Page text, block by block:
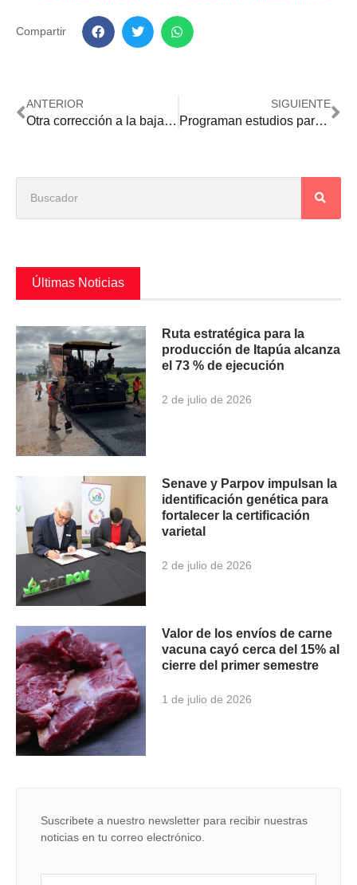
Compartir
ANTERIOR
Otra corrección a la baja para la producción global de soja
SIGUIENTE
Programan estudios para demostrar ausencia de transmisión de fiebre aftosa en el país
Últimas Noticias
Ruta estratégica para la
producción de Itapúa alcanza
el 73 % de ejecución
2 de julio de 2026
Senave y Parpov impulsan la
identificación genética para
fortalecer la certificación
varietal
2 de julio de 2026
Valor de los envíos de carne
vacuna cayó cerca del 15% al
cierre del primer semestre
1 de julio de 2026
Suscribete a nuestro newsletter para recibir nuestras
noticias en tu correo electrónico.